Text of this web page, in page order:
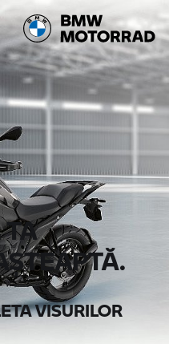
VISURILOR